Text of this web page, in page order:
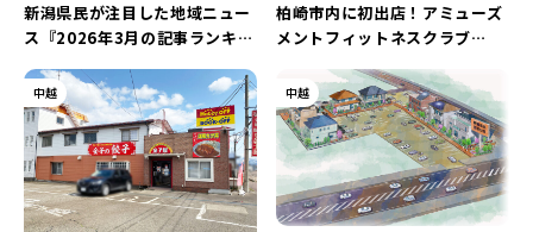
新潟県民が注目した地域ニュー
ス『2026年3月の記事ランキン
ーキ食べ放題”の「Mizbachi
Coffee」のオープン記事は必
見！
柏崎市内に初出店！アミューズ
メントフィットネスクラブ
月12日にオープン♪お得な
WEB先行入会を受付中！
中越 中越